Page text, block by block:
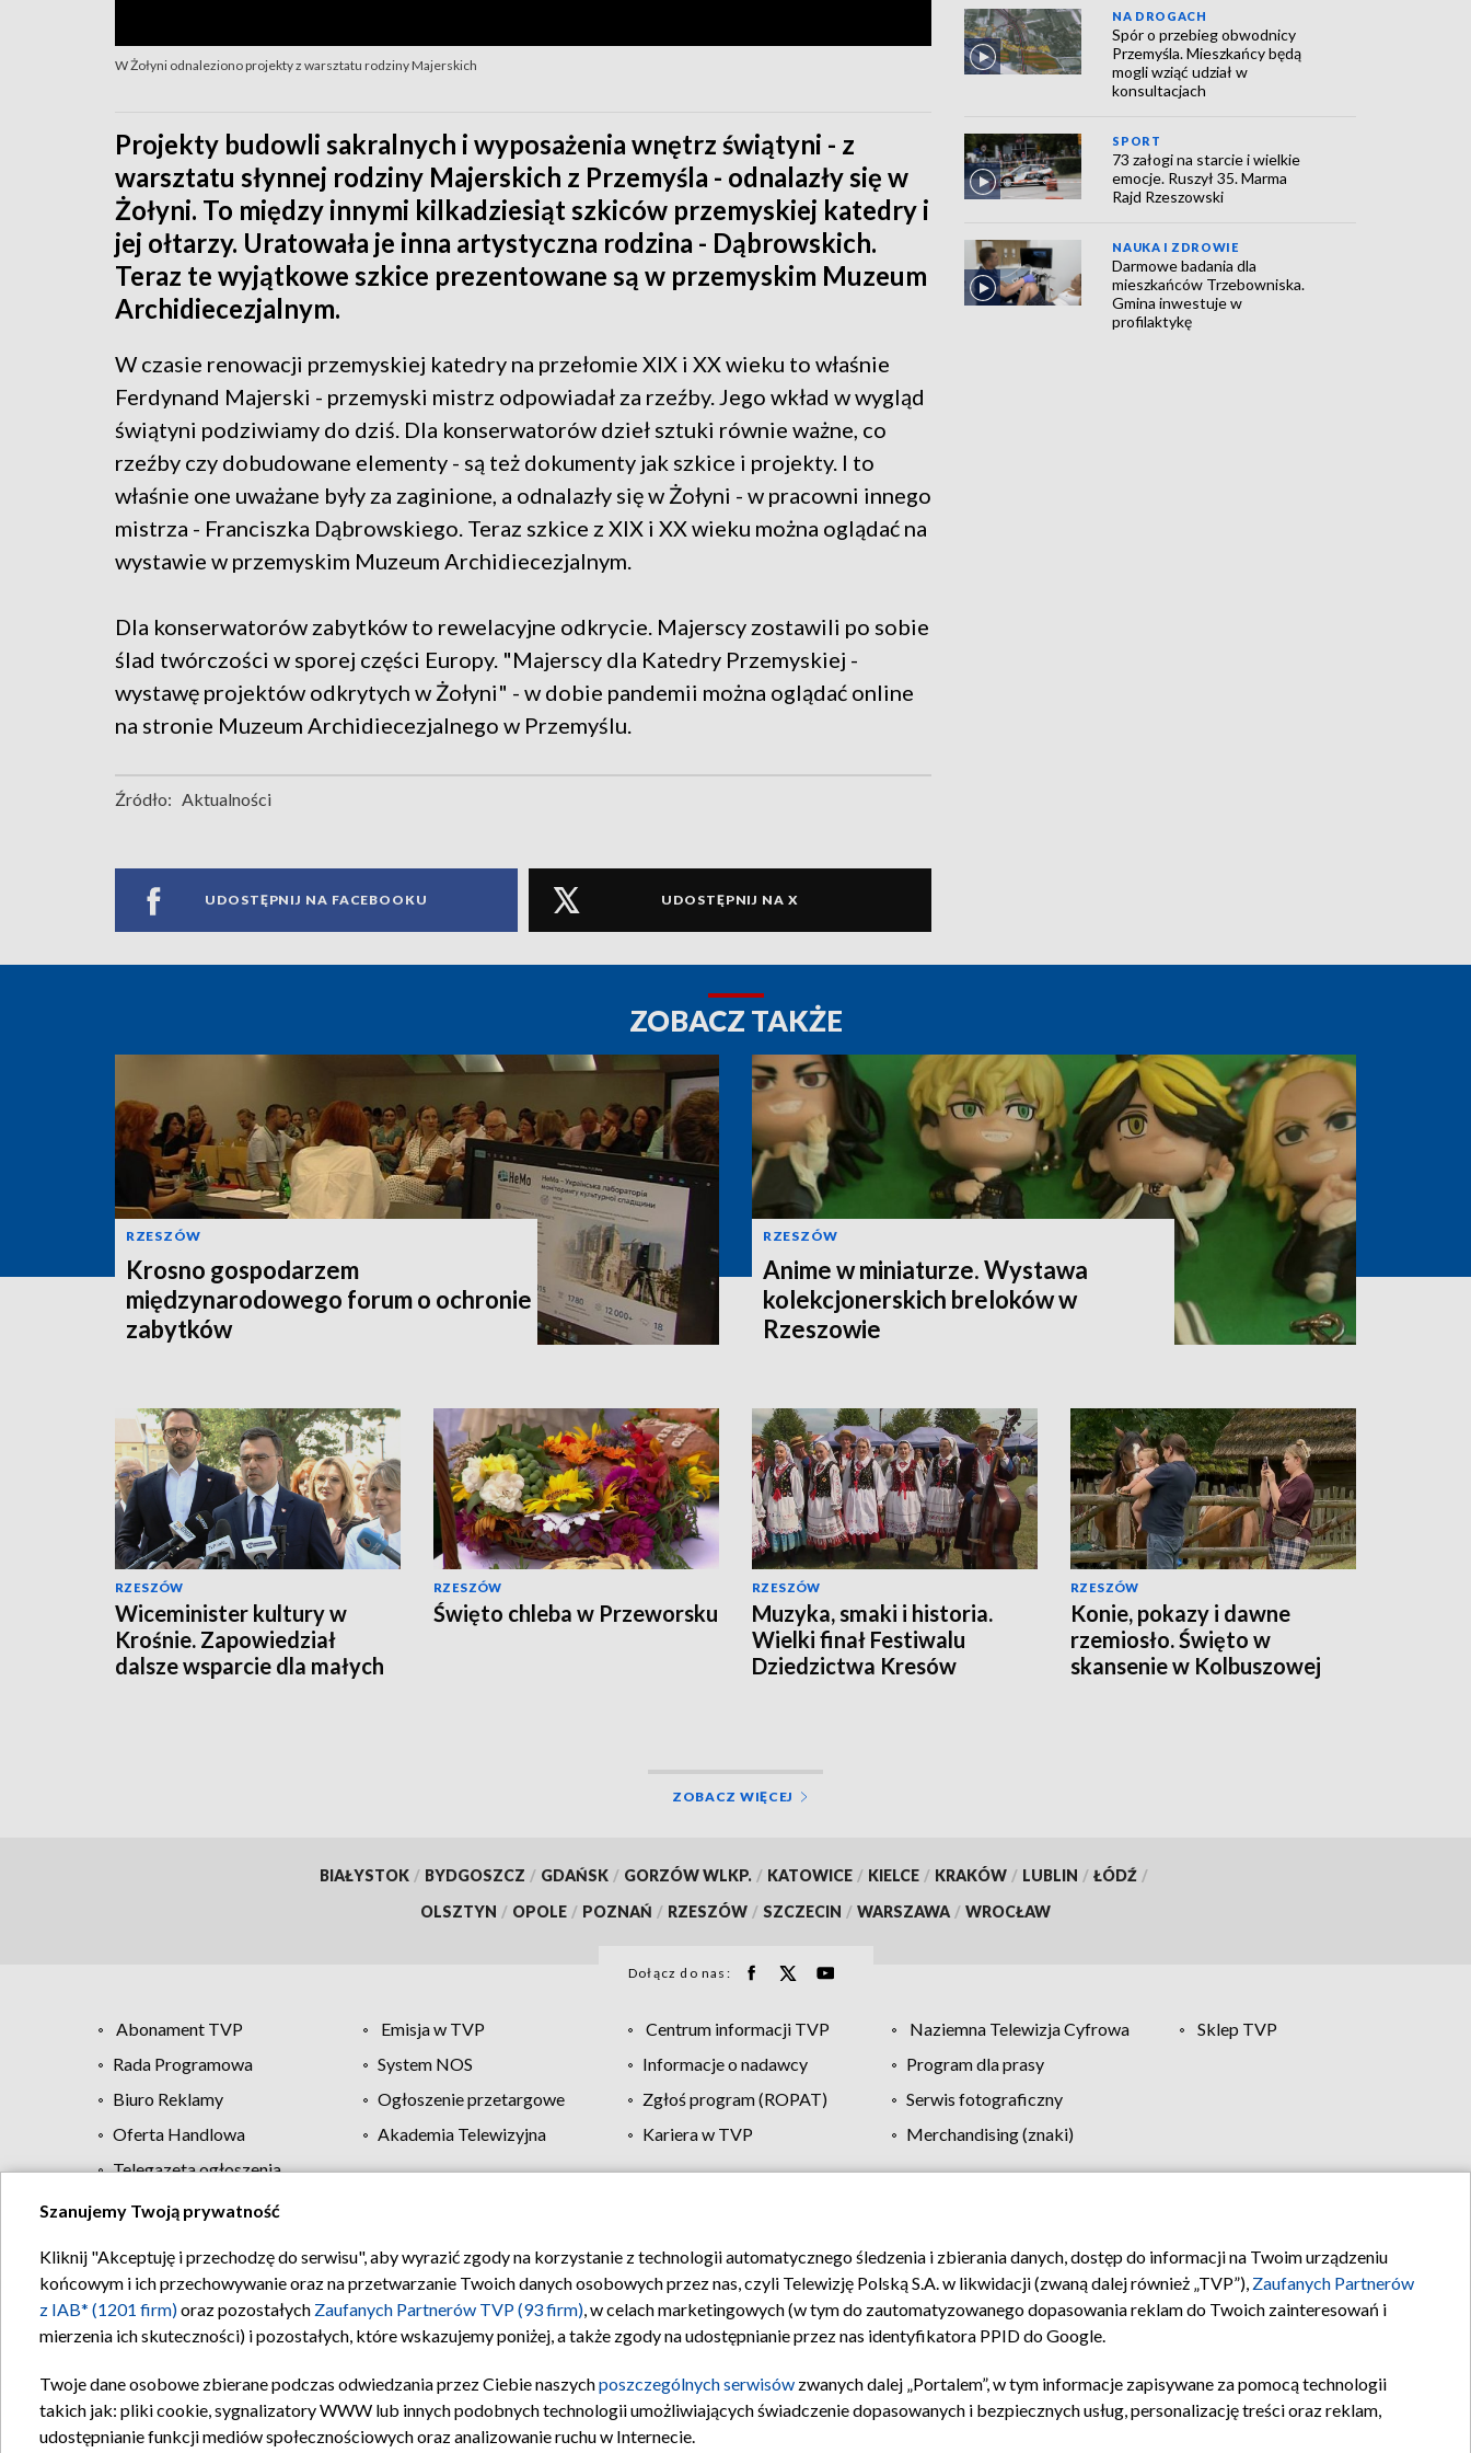
W Żołyni odnaleziono projekty z warsztatu rodziny Majerskich
Projekty budowli sakralnych i wyposażenia wnętrz świątyni - z
warsztatu słynnej rodziny Majerskich z Przemyśla - odnalazły się w
Żołyni. To między innymi kilkadziesiąt szkiców przemyskiej katedry i
jej ołtarzy. Uratowała je inna artystyczna rodzina - Dąbrowskich.
Teraz te wyjątkowe szkice prezentowane są w przemyskim Muzeum
Archidiecezjalnym.
W czasie renowacji przemyskiej katedry na przełomie XIX i XX wieku to właśnie
Ferdynand Majerski - przemyski mistrz odpowiadał za rzeźby. Jego wkład w wygląd
świątyni podziwiamy do dziś. Dla konserwatorów dzieł sztuki równie ważne, co
rzeźby czy dobudowane elementy - są też dokumenty jak szkice i projekty. I to
właśnie one uważane były za zaginione, a odnalazły się w Żołyni - w pracowni innego
mistrza - Franciszka Dąbrowskiego. Teraz szkice z XIX i XX wieku można oglądać na
wystawie w przemyskim Muzeum Archidiecezjalnym.
Dla konserwatorów zabytków to rewelacyjne odkrycie. Majerscy zostawili po sobie
ślad twórczości w sporej części Europy. "Majerscy dla Katedry Przemyskiej -
wystawę projektów odkrytych w Żołyni" - w dobie pandemii można oglądać online
na stronie Muzeum Archidiecezjalnego w Przemyślu.
Źródło: Aktualności
UDOSTĘPNIJ NA FACEBOOKU UDOSTĘPNIJ NA X
NA DROGACH
Spór o przebieg obwodnicy
Przemyśla. Mieszkańcy będą
mogli wziąć udział w
konsultacjach
SPORT
73 załogi na starcie i wielkie
emocje. Ruszył 35. Marma
Rajd Rzeszowski
NAUKA I ZDROWIE
Darmowe badania dla
mieszkańców Trzebowniska.
Gmina inwestuje w
profilaktykę
ZOBACZ TAKŻE
RZESZÓW
Krosno gospodarzem
międzynarodowego forum o ochronie
zabytków
RZESZÓW
Anime w miniaturze. Wystawa
kolekcjonerskich breloków w
Rzeszowie
RZESZÓW
Wiceminister kultury w
Krośnie. Zapowiedział
dalsze wsparcie dla małych
RZESZÓW
Święto chleba w Przeworsku
RZESZÓW
Muzyka, smaki i historia.
Wielki finał Festiwalu
Dziedzictwa Kresów
RZESZÓW
Konie, pokazy i dawne
rzemiosło. Święto w
skansenie w Kolbuszowej
ZOBACZ WIĘCEJ
BIAŁYSTOK / BYDGOSZCZ / GDAŃSK / GORZÓW WLKP. / KATOWICE / KIELCE / KRAKÓW / LUBLIN / ŁÓDŹ /
OLSZTYN / OPOLE / POZNAŃ / RZESZÓW / SZCZECIN / WARSZAWA / WROCŁAW
Dołącz do nas:
Abonament TVP Emisja w TVP Centrum informacji TVP Naziemna Telewizja Cyfrowa
Sklep TVP
Rada Programowa
System NOS Informacje o nadawcy
Program dla prasy
Biuro Reklamy
Ogłoszenie przetargowe Zgłoś program (ROPAT)
Serwis fotograficzny
Oferta Handlowa
Akademia Telewizyjna Kariera w TVP
Merchandising (znaki)
Telegazeta ogłoszenia
Regulamin TVP Polityka prywatności Moje zgody Pomoc Biuro reklamy Kontakt
Szanujemy Twoją prywatność
Kliknij "Akceptuję i przechodzę do serwisu", aby wyrazić zgody na korzystanie z technologii automatycznego śledzenia i zbierania danych, dostęp do informacji na Twoim urządzeniu
końcowym i ich przechowywanie oraz na przetwarzanie Twoich danych osobowych przez nas, czyli Telewizję Polską S.A. w likwidacji (zwaną dalej również „TVP”), Zaufanych Partnerów
z IAB* (1201 firm)oraz pozostałych Zaufanych Partnerów TVP (93 firm), w celach marketingowych (w tym do zautomatyzowanego dopasowania reklam do Twoich zainteresowań i
mierzenia ich skuteczności) i pozostałych, które wskazujemy poniżej, a także zgody na udostępnianie przez nas identyfikatora PPID do Google.
Twoje dane osobowe zbierane podczas odwiedzania przez Ciebie naszychposzczególnych serwisów zwanych dalej „Portalem”, w tym informacje zapisywane za pomocą technologii
takich jak: pliki cookie, sygnalizatory WWW lub innych podobnych technologii umożliwiających świadczenie dopasowanych i bezpiecznych usług, personalizację treści oraz reklam,
udostępnianie funkcji mediów społecznościowych oraz analizowanie ruchu w Internecie.